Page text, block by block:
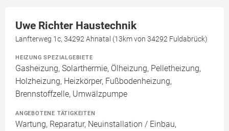
Uwe Richter Haustechnik
Lanfterweg 1c, 34292 Ahnatal (13km von 34292 Fuldabrück)
HEIZUNG SPEZIALGEBIETE
Gasheizung, Solarthermie, Ölheizung, Pelletheizung,
Holzheizung, Heizkörper, Fußbodenheizung,
Brennstoffzelle, Umwälzpumpe
ANGEBOTENE TÄTIGKEITEN
Wartung, Reparatur, Neuinstallation / Einbau,